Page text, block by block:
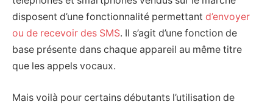
disposent d’une fonctionnalité permettant d’envoyer
ou de recevoir des SMS. Il s’agit d’une fonction de
base présente dans chaque appareil au même titre
que les appels vocaux.
Mais voilà pour certains débutants l’utilisation de